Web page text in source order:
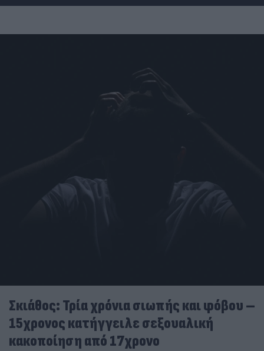
Σκιάθος: Τρία χρόνια σιωπής και φόβου –
15χρονος κατήγγειλε σεξουαλική
κακοποίηση από 17χρονο